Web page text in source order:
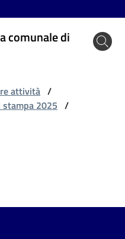
comunale di
attività /
stampa 2025 /